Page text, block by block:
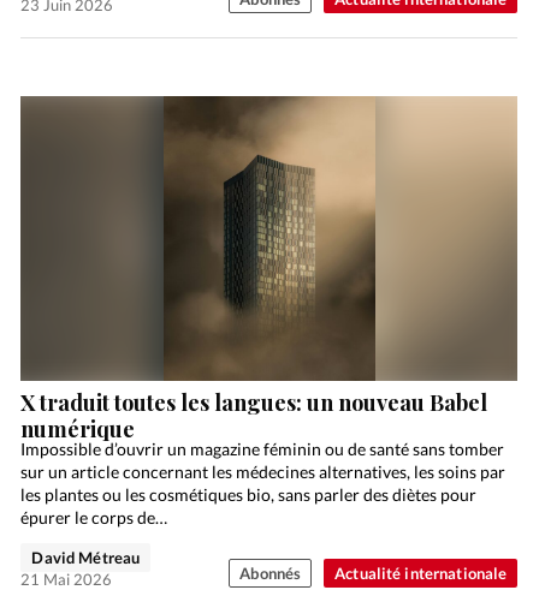
23 Juin 2026
Actualité internationale
X traduit toutes les langues: un nouveau Babel
numérique
Impossible d’ouvrir un magazine féminin ou de santé sans tomber
sur un article concernant les médecines alternatives, les soins par
les plantes ou les cosmétiques bio, sans parler des diètes pour
épurer le corps de…
David Métreau
21 Mai 2026
Abonnés